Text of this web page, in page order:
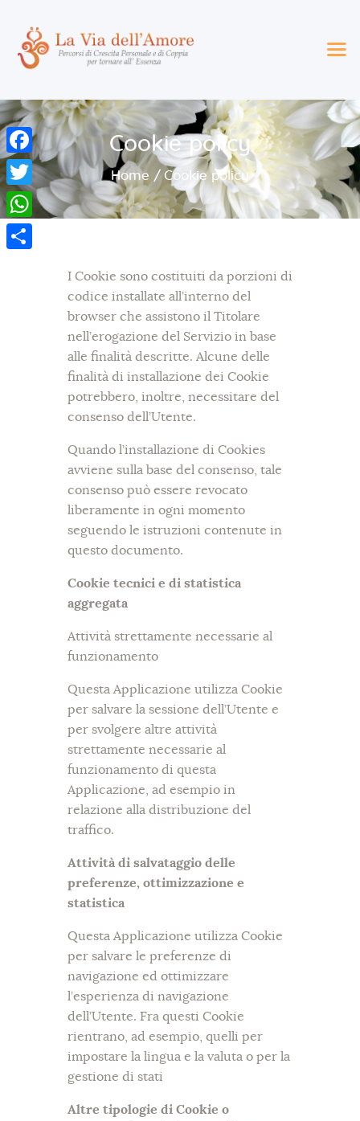
Cookie policy
Home Cookie policy
Home
La nostra storia
La nostra visione
Le nostre attività
Blog
I Cookie sono costituiti da porzioni di
codice installate all’interno del
browser che assistono il Titolare
nell’erogazione del Servizio in base
alle finalità descritte. Alcune delle
finalità di installazione dei Cookie
potrebbero, inoltre, necessitare del
consenso dell’Utente.
Quando l’installazione di Cookies
avviene sulla base del consenso, tale
consenso può essere revocato
liberamente in ogni momento
seguendo le istruzioni contenute in
questo documento.
Cookie tecnici e di statistica
aggregata
Attività strettamente necessarie al
funzionamento
Questa Applicazione utilizza Cookie
per salvare la sessione dell’Utente e
per svolgere altre attività
strettamente necessarie al
funzionamento di questa
Applicazione, ad esempio in
relazione alla distribuzione del
traffico.
Attività di salvataggio delle
preferenze, ottimizzazione e
statistica
Questa Applicazione utilizza Cookie
per salvare le preferenze di
navigazione ed ottimizzare
l’esperienza di navigazione
dell’Utente. Fra questi Cookie
rientrano, ad esempio, quelli per
impostare la lingua e la valuta o per la
gestione di stati
Altre tipologie di Cookie o
F
a
c
e
T
w
i
W